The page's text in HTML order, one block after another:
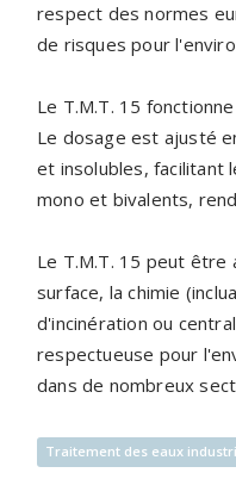
respect des normes
de risques pour
Le T.M.T. 15
Le dosage est ajusté
et insolubles, facilitant
mono et bivalents,
Le T.M.T. 15 peut
surface, la chimie
d'incinération ou
respectueuse pour
dans de nombreux
Traitement des eaux